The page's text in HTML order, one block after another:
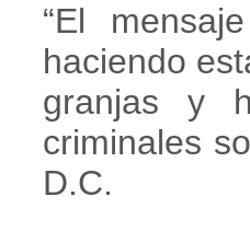
“El
haciendo
granjas y
criminales
D.C.